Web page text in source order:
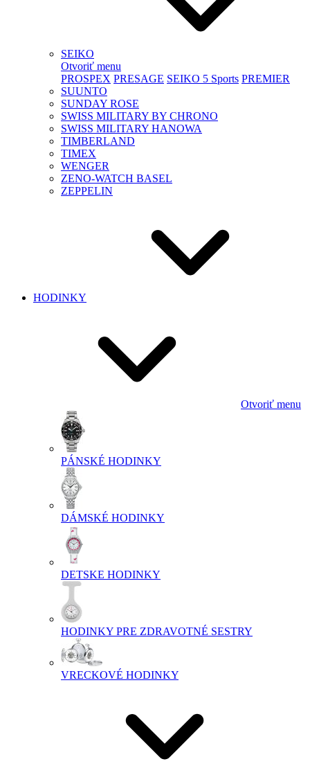
SEIKO
Otvoriť menu
PROSPEX PRESAGE SEIKO 5 Sports PREMIER
SUUNTO
SUNDAY ROSE
SWISS MILITARY BY CHRONO
SWISS MILITARY HANOWA
TIMBERLAND
TIMEX
WENGER
ZENO-WATCH BASEL
ZEPPELIN
HODINKY
Otvoriť menu
PÁNSKÉ HODINKY
DÁMSKÉ HODINKY
DETSKE HODINKY
HODINKY PRE ZDRAVOTNÉ SESTRY
VRECKOVÉ HODINKY